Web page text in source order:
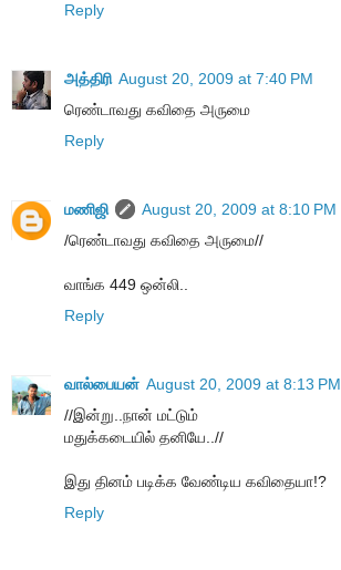
Reply
அத்திரி August 20, 2009 at 7:40 PM
ரெண்டாவது கவிதை அருமை
Reply
மணிஜி
August 20, 2009 at 8:10 PM
/ரெண்டாவது கவிதை அருமை//
வாங்க 449 ஒன்லி..
Reply
வால்பையன் August 20, 2009 at 8:13 PM
//இன்று..நான் மட்டும்
மதுக்கடையில் தனியே..//
இது தினம் படிக்க வேண்டிய கவிதையா!?
Reply